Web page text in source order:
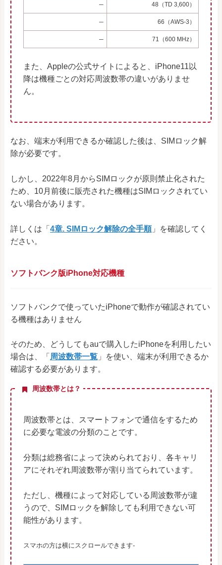
─ 48（TD 3,600）
─ 66（AWS-3）
─ 71（600 MHz）
また、Appleの公式サイトによると、iPhone11以
降は機種ごとの対応周波数帯の違いがありませ
ん。
なお、端末が利用できるか確認した後は、SIMロック解
除が必要です。
しかし、2022年8月からSIMロックが原則禁止化された
ため、10月前後に販売された機種はSIMロックされてい
ない場合があります。
詳しくは「 4章. SIMロック解除の全手順」を確認してく
ださい。
ソフトバンク版iPhone対応機種
ソフトバンクで使っていたiPhoneで動作が確認されてい
る機種はありません
そのため、どうしてもauで購入したiPhoneを利用したい
場合は、「 周波数帯一覧 」を使い、端末が利用できるか
確認する必要があります。
周波数帯とは？
周波数帯とは、スマートフォンで通信をするため
に必要な電波の分類のことです。
分類は総務省によって決められており、各キャリ
アにそれぞれ周波数帯が割り当てられています。
ただし、機種によって対応している周波数帯が違
うので、SIMロックを解除しても利用できない可
能性があります。
スマホの方は横にスクロールできます-